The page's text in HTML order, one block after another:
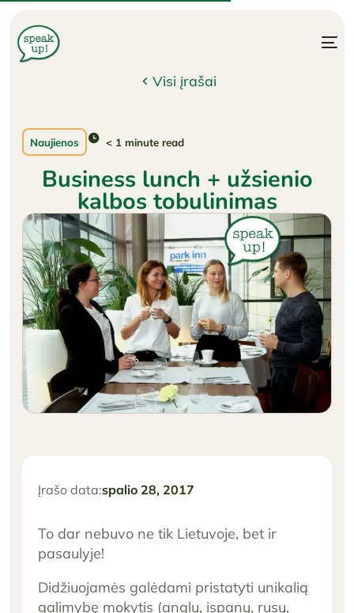
Visi įrašai
Naujienos < 1 minute read
Business lunch + užsienio
kalbos tobulinimas
Įrašo data:spalio 28, 2017
To dar nebuvo ne tik Lietuvoje, bet ir
pasaulyje!
Didžiuojamės galėdami pristatyti unikalią
galimybę mokytis (anglų, ispanų, rusų,